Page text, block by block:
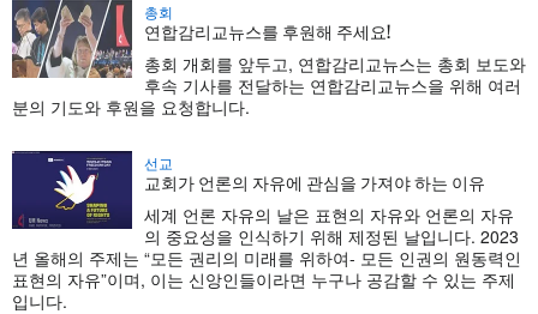
총회
연합감리교뉴스를 후원해 주세요!
총회 개회를 앞두고, 연합감리교뉴스는 총회 보도와
후속 기사를 전달하는 연합감리교뉴스을 위해 여러
분의 기도와 후원을 요청합니다.
선교
교회가 언론의 자유에 관심을 가져야 하는 이유
세계 언론 자유의 날은 표현의 자유와 언론의 자유
의 중요성을 인식하기 위해 제정된 날입니다. 2023
년 올해의 주제는 “모든 권리의 미래를 위하여- 모든 인권의 원동력인
표현의 자유”이며, 이는 신앙인들이라면 누구나 공감할 수 있는 주제
입니다.